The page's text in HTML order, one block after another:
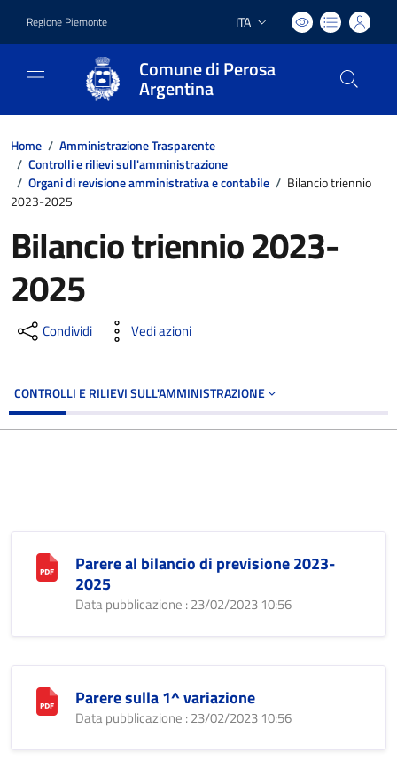
Regione Piemonte Lingua attiva:
ITA
Comune di Perosa
Argentina
Home / Amministrazione Trasparente
/ Controlli e rilievi sull'amministrazione
/ Organi di revisione amministrativa e contabile / Bilancio triennio
2023-2025
Bilancio triennio 2023-
2025
Condividi Vedi azioni
CONTROLLI E RILIEVI SULL'AMMINISTRAZIONE
Parere al bilancio di previsione 2023-
2025
Data pubblicazione : 23/02/2023 10:56
Parere sulla 1^ variazione
Data pubblicazione : 23/02/2023 10:56